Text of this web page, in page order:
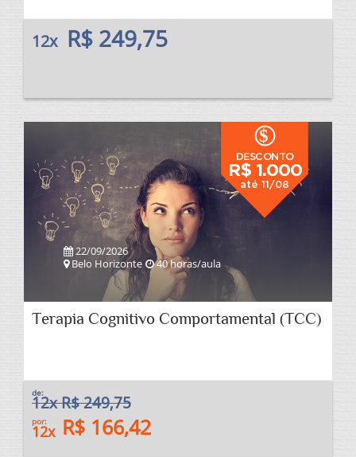
12x R$ 249,75
$
DESCONTO
R$ 1.000
até 11/08
22/09/2026
Belo Horizonte
40 horas/aula
Terapia Cognitivo Comportamental (TCC)
de:
12x R$ 249,75
por:
12x R$ 166,42